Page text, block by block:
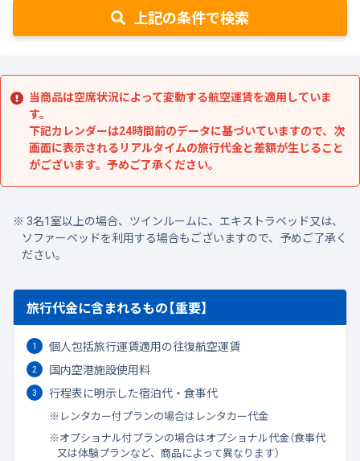
上記の条件で検索
当商品は空席状況によって変動する航空運賃を適用していま
す。
下記カレンダーは24時間前のデータに基づいていますので、次
画面に表示されるリアルタイムの旅行代金と差額が生じること
がございます。予めご了承ください。
3名1室以上の場合、ツインルームに、エキストラベッド又は、
ソファーベッドを利用する場合もございますので、予めご了承く
ださい。
旅行代金に含まれるもの【重要】
個人包括旅行運賃適用の往復航空運賃
国内空港施設使用料
行程表に明示した宿泊代・食事代
レンタカー付プランの場合はレンタカー代金
オプショナル付プランの場合はオプショナル代金（食事代
又は体験プランなど、商品によって異なります）